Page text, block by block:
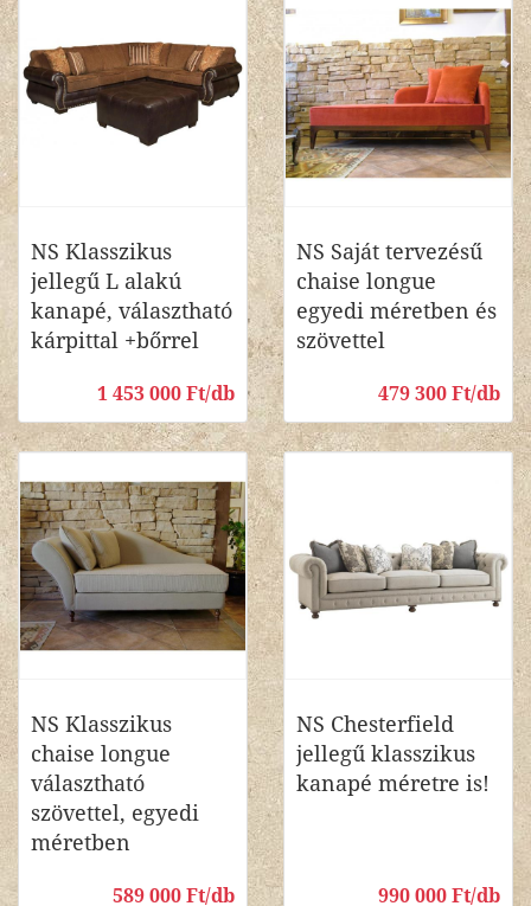
NS Klasszikus
jellegű L alakú
kanapé, választható
kárpittal +bőrrel
1 453 000 Ft/db
NS Saját tervezésű
chaise longue
egyedi méretben és
szövettel
479 300 Ft/db
NS Klasszikus
chaise longue
választható
szövettel, egyedi
méretben
589 000 Ft/db
NS Chesterfield
jellegű klasszikus
kanapé méretre is!
990 000 Ft/db